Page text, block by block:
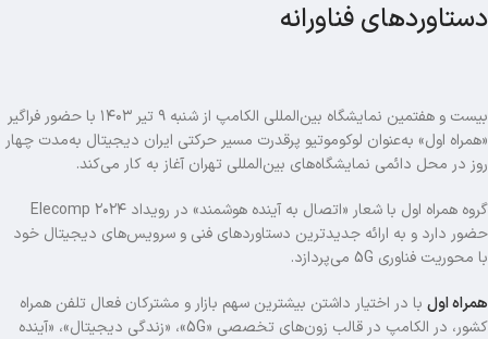
دستاوردهای فناورانه
بیست و هفتمین نمایشگاه بین‌المللی الکامپ از شنبه ۹ تیر ۱۴۰۳ با حضور فراگیر
«همراه اول» به‌عنوان لوکوموتیو پرقدرت مسیر حرکتی ایران دیجیتال به‌مدت چهار
روز در محل دائمی نمایشگاه‌های بین‌المللی تهران آغاز به کار می‌کند.
گروه همراه اول با شعار «اتصال به آینده هوشمند» در رویداد Elecomp ۲۰۲۴
حضور دارد و به ارائه جدیدترین دستاوردهای فنی و سرویس‌های دیجیتال خود
با محوریت فناوری 5G می‌پردازد.
همراه اول با در اختیار داشتن بیشترین سهم بازار و مشترکان فعال تلفن همراه
کشور، در الکامپ در قالب زون‌های تخصصی «5G»، «زندگی دیجیتال»، «آینده